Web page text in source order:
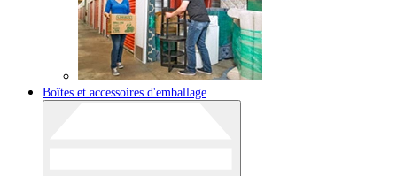
Boîtes et accessoires d'emballage